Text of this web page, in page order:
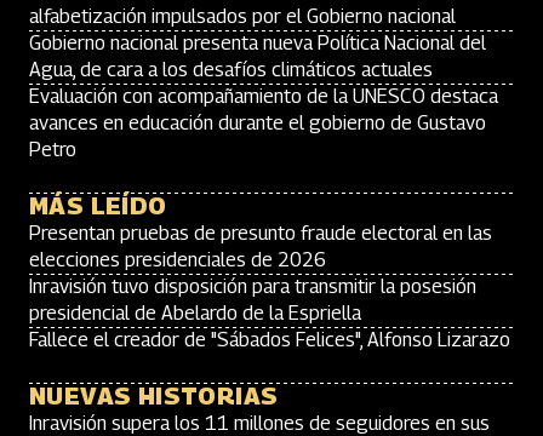
alfabetización impulsados por el Gobierno nacional
Gobierno nacional presenta nueva Política Nacional del
Agua, de cara a los desafíos climáticos actuales
Evaluación con acompañamiento de la UNESCO destaca
avances en educación durante el gobierno de Gustavo
Petro
MÁS LEÍDO
Presentan pruebas de presunto fraude electoral en las
elecciones presidenciales de 2026
Inravisión tuvo disposición para transmitir la posesión
presidencial de Abelardo de la Espriella
Fallece el creador de "Sábados Felices", Alfonso Lizarazo
NUEVAS HISTORIAS
Inravisión supera los 11 millones de seguidores en sus